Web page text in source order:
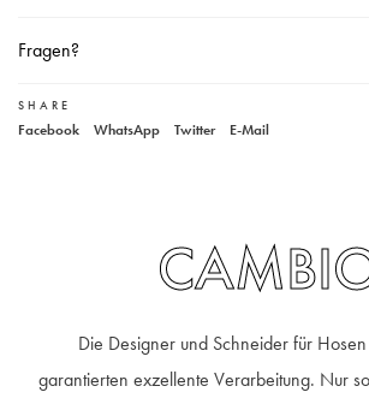
Gürtelschlaufen,
Unser Model ist 182 cm groß und trägt Größe 36,
Material: 50% Polyamid, 50% Polyurethan,
Fragen?
Unser Kundenservice
SHARE
Facebook WhatsApp Twitter E-Mail
Die Designer und Schneider für
garantierten exzellente Verarbeitung. Nur